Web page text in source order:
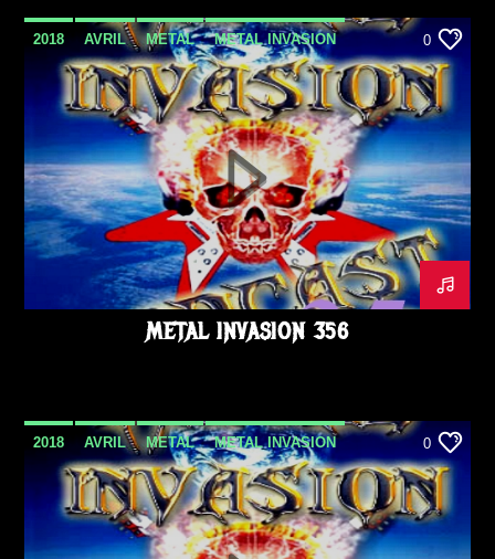
2018 AVRIL METAL METAL INVASION
METAL INVASION PODCAST
METALINVASION PODCAST
0
METAL INVASION 356
2018 AVRIL METAL METAL INVASION
METAL INVASION PODCAST
METALINVASION PODCAST
0